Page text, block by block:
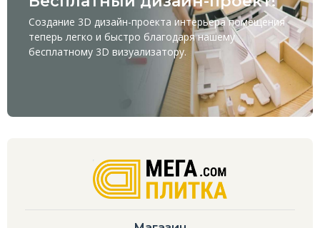
Создание 3D дизайн-проекта интерьера помещения
теперь легко и быстро благодаря нашему
бесплатному 3D визуализатору.